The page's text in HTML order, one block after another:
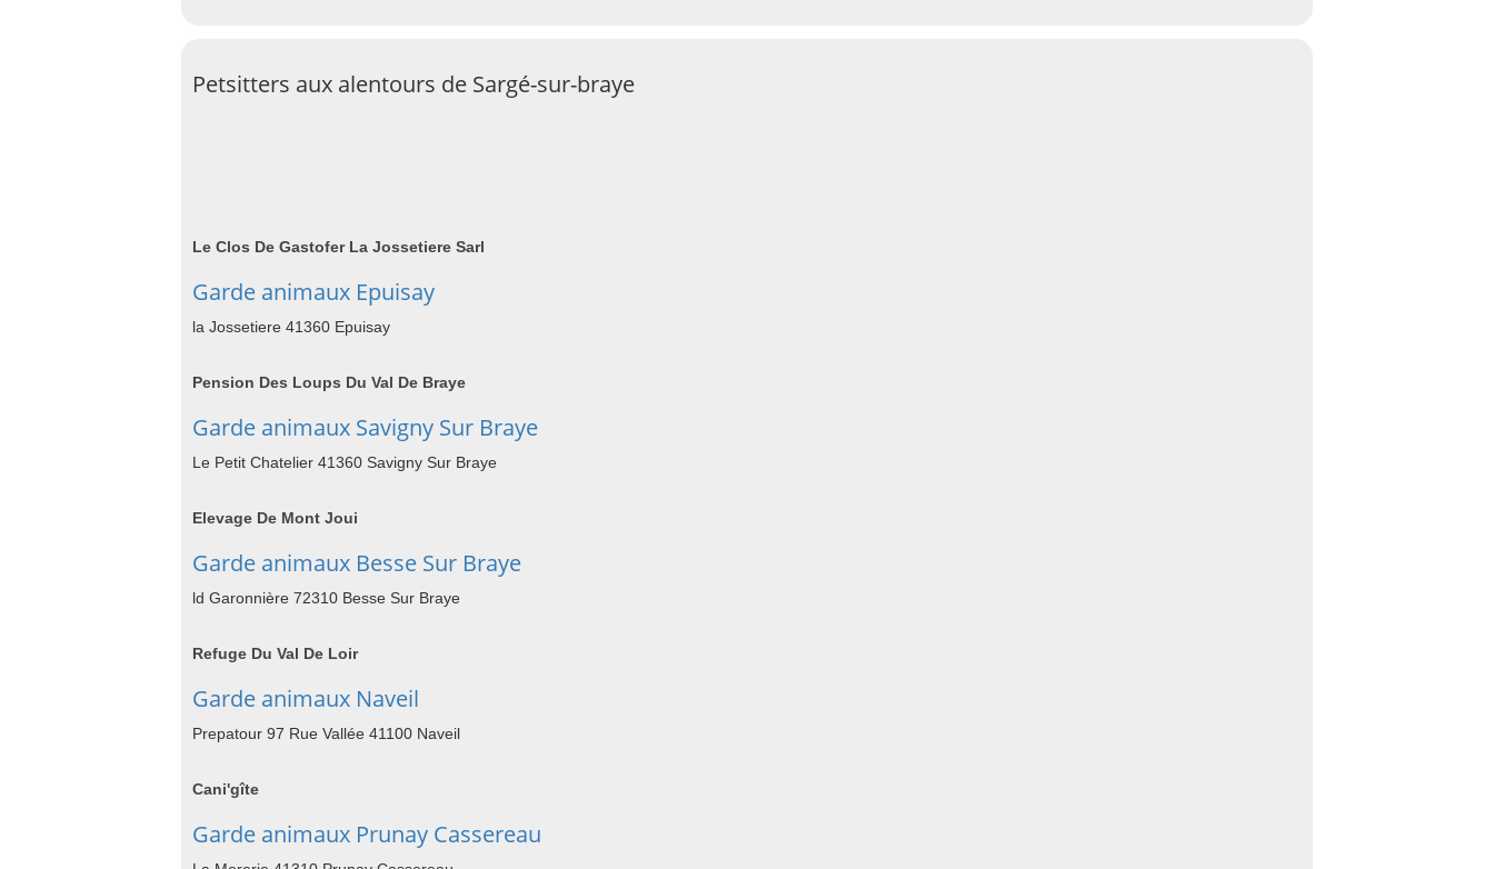
Petsitters aux alentours de Sargé-sur-braye
Le Clos De Gastofer La Jossetiere Sarl
Garde animaux Epuisay
la Jossetiere 41360 Epuisay
Pension Des Loups Du Val De Braye
Garde animaux Savigny Sur Braye
Le Petit Chatelier 41360 Savigny Sur Braye
Elevage De Mont Joui
Garde animaux Besse Sur Braye
ld Garonnière 72310 Besse Sur Braye
Refuge Du Val De Loir
Garde animaux Naveil
Prepatour 97 Rue Vallée 41100 Naveil
Cani'gîte
Garde animaux Prunay Cassereau